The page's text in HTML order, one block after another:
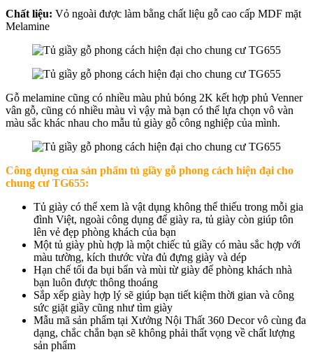
Chất liệu: Vỏ ngoài được làm bằng chất liệu gỗ cao cấp MDF mặt
Melamine
Gỗ melamine cũng có nhiều màu phủ bóng 2K kết hợp phủ Venner
vân gỗ, cũng có nhiều màu vì vậy mà bạn có thể lựa chọn vô vàn
màu sắc khác nhau cho mẫu tủ giày gỗ công nghiệp của mình.
Công dụng của sản phẩm tủ giầy gỗ phong cách hiện đại cho
chung cư TG655:
Tủ giày có thể xem là vật dụng không thể thiếu trong mỗi gia
đình Việt, ngoài công dụng để giày ra, tủ giày còn giúp tôn
lên vẻ đẹp phòng khách của bạn
Một tủ giày phù hợp là một chiếc tủ giầy có màu sắc hợp với
màu tường, kích thước vừa đủ đựng giày và dép
Hạn chế tối đa bụi bẩn và mùi từ giày để phòng khách nhà
bạn luôn được thông thoáng
Sắp xếp giày hợp lý sẽ giúp bạn tiết kiệm thời gian và công
sức giặt giầy cũng như tìm giày
Mẫu mã sản phẩm tại Xưởng Nội Thất 360 Decor vô cùng đa
dạng, chắc chắn bạn sẽ không phải thất vọng về chất lượng
sản phẩm